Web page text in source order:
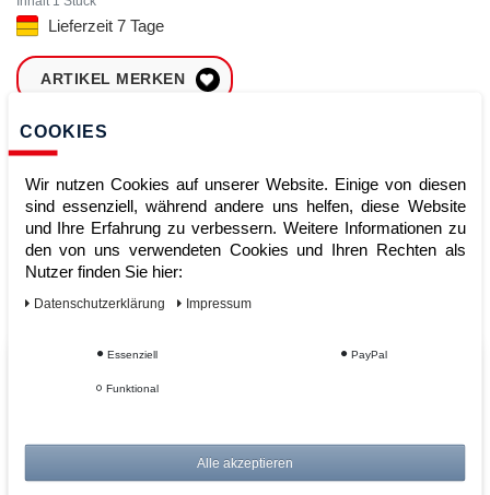
Lieferzeit 7 Tage
ARTIKEL MERKEN
ZUM WARENKORB
Sofort lieferbar
Kauf auf Rechnung
COOKIES
Wir nutzen Cookies auf unserer Website. Einige von diesen
sind essenziell, während andere uns helfen, diese Website
und Ihre Erfahrung zu verbessern. Weitere Informationen zu
den von uns verwendeten Cookies und Ihren Rechten als
Nutzer finden Sie hier:
Daten­schutz­erklärung Impressum
Essenziell PayPal
Funktional
Alle akzeptieren